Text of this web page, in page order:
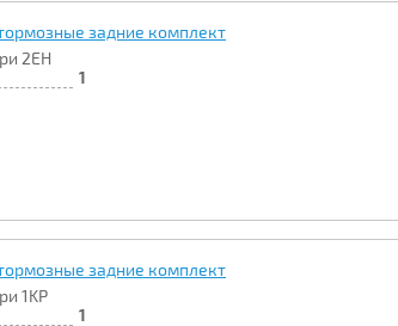
задние комплект
2EH
1
задние комплект
1KP
1